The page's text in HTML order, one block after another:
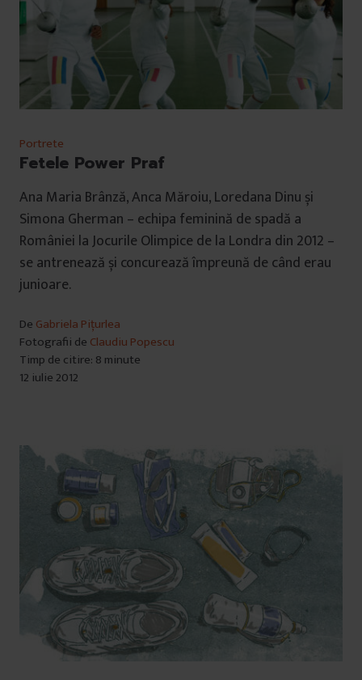
Portrete
Fetele Power Praf
Ana Maria Brânză, Anca Măroiu, Loredana Dinu și
Simona Gherman – echipa feminină de spadă a
României la Jocurile Olimpice de la Londra din 2012 –
se antrenează și concurează împreună de când erau
junioare.
De Gabriela Pițurlea
Fotografii de Claudiu Popescu
Timp de citire: 8 minute
12 iulie 2012